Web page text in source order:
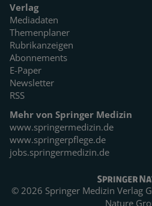
Verlag
Mediadaten
Themenplaner
Rubrikanzeigen
Abonnements
E-Paper
Newsletter
RSS
Mehr von Springer Medizin
www.springermedizin.de
www.springerpflege.de
jobs.springermedizin.de
© 2026 Springer Medizin Verlag
Nature